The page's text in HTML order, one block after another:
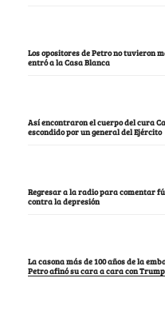
Los opositores de Petro no tuvieron
entró a la Casa Blanca
Así encontraron el cuerpo del cura
escondido por un general del Ejército
Regresar a la radio para comentar
contra la depresión
La casona más de 100 años de la
Petro afinó su cara a cara con Trump